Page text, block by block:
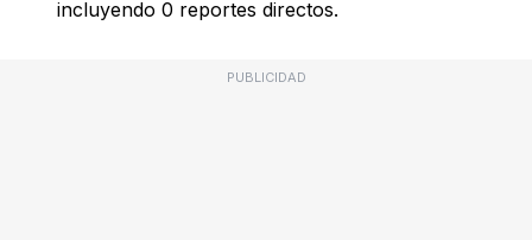
incluyendo 0 reportes directos.
PUBLICIDAD